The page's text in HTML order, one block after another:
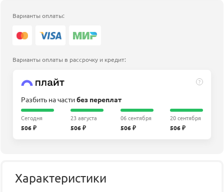
Варианты оплаты:
Варианты оплаты в рассрочку и кредит:
?
Разбить на частибез переплат
Сегодня
506 ₽
23 августа
506 ₽
06 сентября
506 ₽
20 сентября
506 ₽
Характеристики